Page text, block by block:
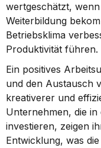
wertgeschätzt,
Weiterbildung
Betriebsklima
Produktivität führen.
Ein positives
und den Austausch
kreativerer und
Unternehmen, die
investieren, zeigen
Entwicklung, was